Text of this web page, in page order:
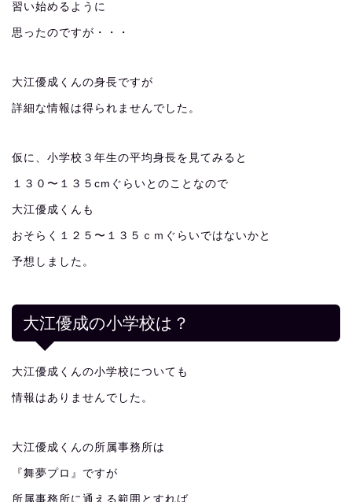
習い始めるように
思ったのですが・・・
大江優成くんの身長ですが
詳細な情報は得られませんでした。
仮に、小学校３年生の平均身長を見てみると
１３０〜１３５cmぐらいとのことなので
大江優成くんも
おそらく１２５〜１３５ｃｍぐらいではないかと
予想しました。
大江優成の小学校は？
大江優成くんの小学校についても
情報はありませんでした。
大江優成くんの所属事務所は
『舞夢プロ』ですが
所属事務所に通える範囲とすれば